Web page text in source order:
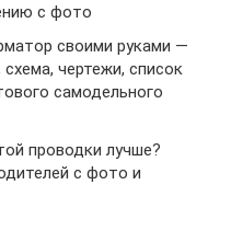
с фото
своими руками —
чертежи, список
самодельного
проводки лучше?
с фото и